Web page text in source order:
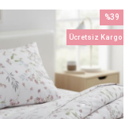
%39
İndirim
Ücretsiz Kargo